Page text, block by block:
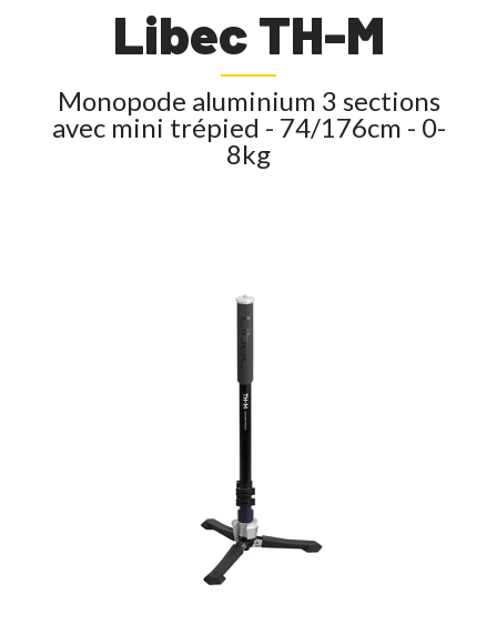
Libec TH-M
Monopode aluminium 3 sections
avec mini trépied - 74/176cm - 0-
8kg